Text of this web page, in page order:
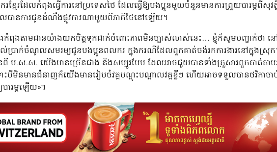
ខ្មែរដែលកំពុងធ្វើការនៅប្រទេសថៃ ដែលធ្វើឱ្យបងប្អូនមួយចំនួនមានការព្រួយបារម្ភពីសុវ
លបានការជូនដំណឹងផ្លូវការណាមួយពីភាគីថៃនៅឡើយ។
កំពុងតាមដានយ៉ាងយកចិត្តទុកដាក់ចំពោះភាពមិនច្បាស់លាស់នេះ… ខ្ញុំក៏សូមបញ្ជាក់ថា នៅក
តល់ប្រាក់ចំណូលសមរម្យជូនបងប្អូនពលករ ក្នុងករណីដែលពួកគាត់ចង់រកការងារនៅក្នុងស្រុ
ប.ស.ស. យើងមានច្រើនជាង និងសម្បូរបែប ដែលអាចជួយបានទាំងគ្រួសារពួកគាត់តាមរ
ោះបីមិនមានជំនាញក៏យើងមានរៀបចំវគ្គបណ្តុះបណ្តាលវគ្គខ្លីៗ ហើយអាចទទួលបានថវិកាច
បារម្ភឡើយ»។